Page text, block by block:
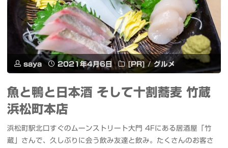
さ
て
み
ま
し
た"
ズ
の
四
歩
ロ
saya 2021年4月6日 [PR] / グルメ
魚と鴨と日本酒 そして十割蕎麦 竹蔵
浜松町本店
浜松町駅北口すぐのムーンストリート大門 4Fにある居酒屋「竹
蔵」さんで、久しぶりに会う飲み友達と飲み。たくさんのお客さ